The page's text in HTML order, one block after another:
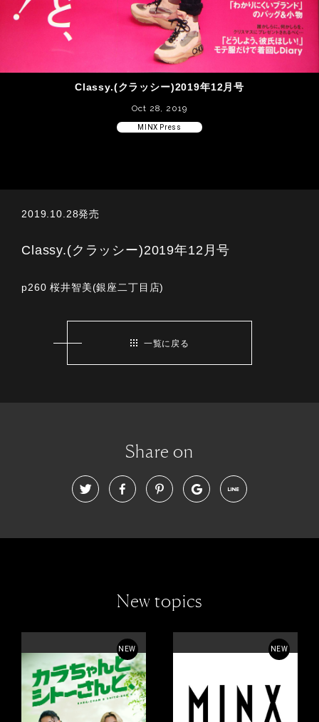
Classy.(クラッシー)2019年12月号
Oct 28, 2019
MINX Press
2019.10.28発売
Classy.(クラッシー)2019年12月号
p260 桜井智美(銀座二丁目店)
一覧に戻る
Share on
New topics
NEW NEW